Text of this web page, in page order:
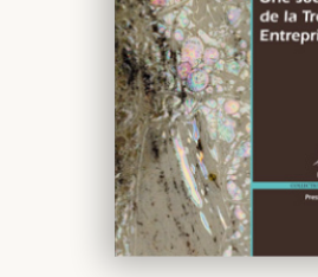
Alexandre Mallard